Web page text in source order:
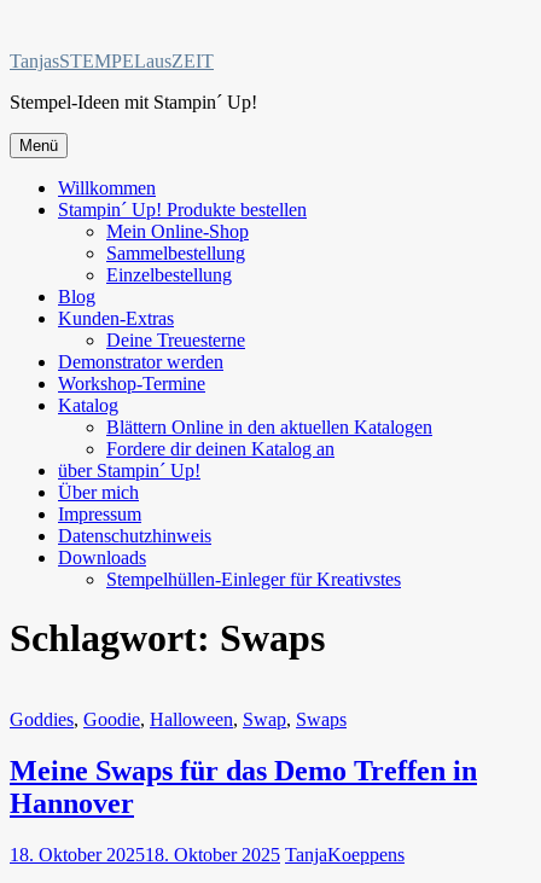
springen
TanjasSTEMPELausZEIT
Stempel-Ideen mit Stampin´ Up!
Menü
Willkommen
Stampin´ Up! Produkte bestellen
Mein Online-Shop
Sammelbestellung
Einzelbestellung
Blog
Kunden-Extras
Deine Treuesterne
Demonstrator werden
Workshop-Termine
Katalog
Blättern Online in den aktuellen Katalogen
Fordere dir deinen Katalog an
über Stampin´ Up!
Über mich
Impressum
Datenschutzhinweis
Downloads
Stempelhüllen-Einleger für Kreativstes
Schlagwort: Swaps
Goddies, Goodie, Halloween, Swap, Swaps
Meine Swaps für das Demo Treffen in
Hannover
18. Oktober 202518. Oktober 2025 TanjaKoeppens